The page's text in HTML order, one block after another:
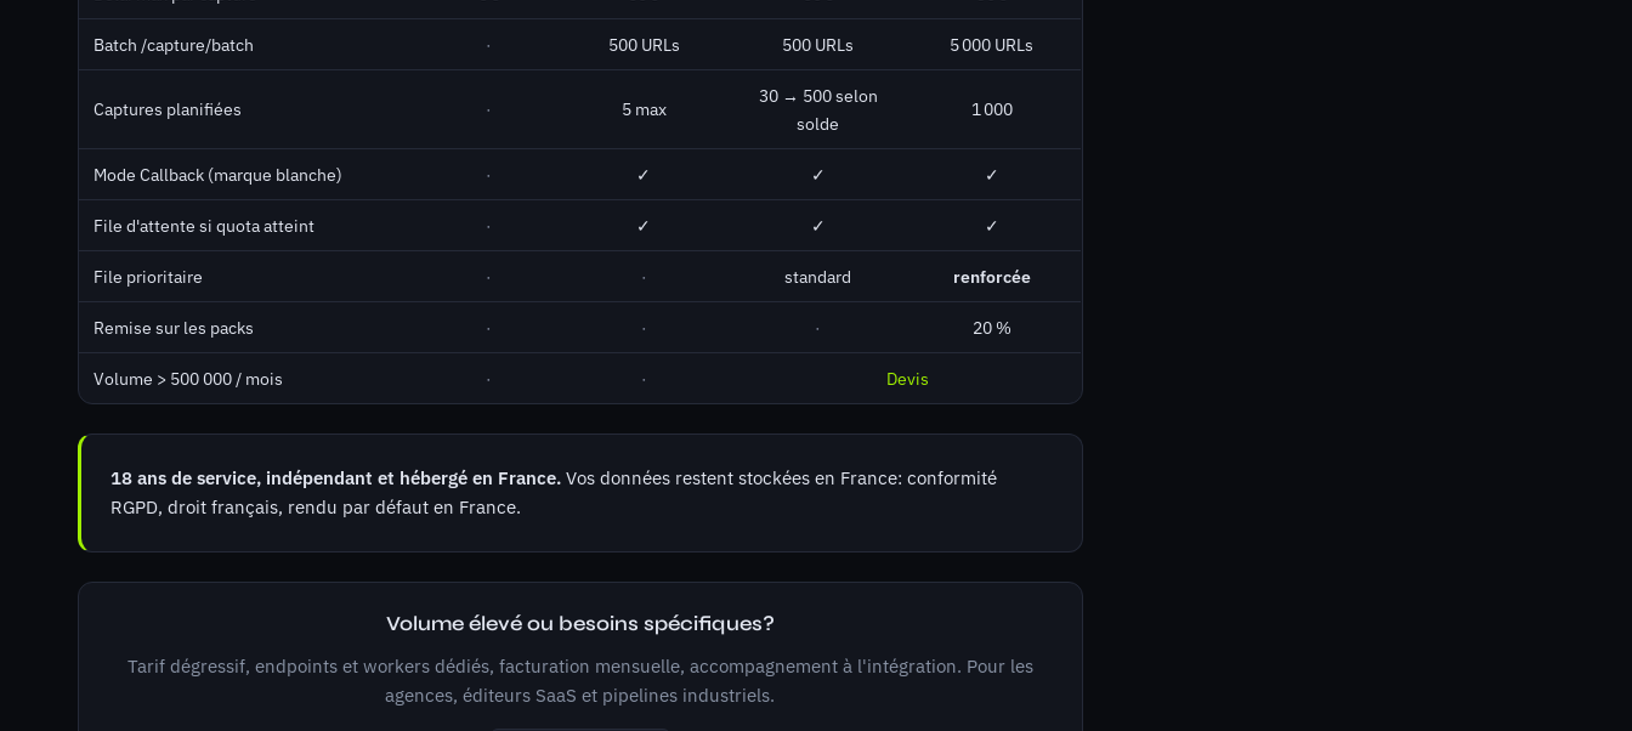
Batch /capture/batch · 500 URLs 500 URLs 5 000 URLs
Captures planifiées · 5 max
30 → 500 selon
solde
1 000
Mode Callback (marque blanche) · ✓ ✓ ✓
File d'attente si quota atteint · ✓ ✓ ✓
File prioritaire · · standard renforcée
Remise sur les packs · · · 20 %
Volume > 500 000 / mois · · Devis
18 ans de service, indépendant et hébergé en France. Vos données restent stockées en France: conformité
RGPD, droit français, rendu par défaut en France.
Volume élevé ou besoins spécifiques?
Tarif dégressif, endpoints et workers dédiés, facturation mensuelle, accompagnement à l'intégration. Pour les
agences, éditeurs SaaS et pipelines industriels.